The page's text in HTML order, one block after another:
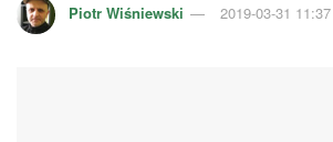
Piotr Wiśniewski 2019-03-31 11:37